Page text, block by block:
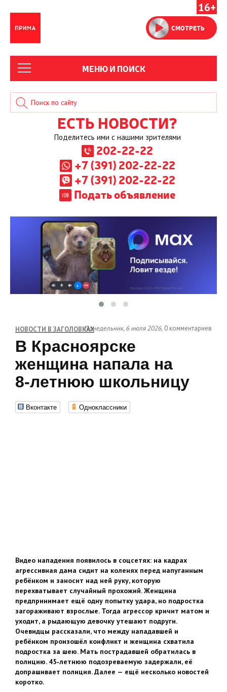
16+
СМОТРЕТЬ
МЕНЮ И ПОИСК
ЕСТЬ НОВОСТИ?
Поделитесь ими с нашими зрителями
202-22-22
+7 (391) 202-22-22
+7 (391) 202-22-22
Подать объявление
НОВОСТИ В ЗАГОЛОВКАХПонедельник, 6 июля 2026, 0 комментариев
В Красноярске
женщина напала на
8‑летнюю школьницу
Вконтакте Одноклассники
Видео нападения появилось в соцсетях: на кадрах
агрессивная дама сидит на коленях перед напуганным
ребёнком и заносит над ней руку, которую
перехватывает случайный прохожий. Женщина
предпринимает ещё одну попытку удара, но подростка
загораживают взрослые. Тогда агрессор кричит матом и
уходит, а рыдающую девочку утешают подруги.
Очевидцы рассказали, что между нападавшей и
ребёнком произошёл конфликт и женщина схватила
подростка за шею. Мать пострадавшей обратилась в
полицию. 45‑летнюю подозреваемую задержали, её
допрашивает полиция. Далее — ещё несколько новостей
коротко.